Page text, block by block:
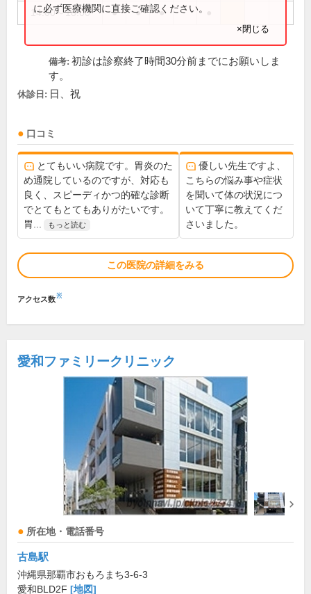
14:00～18:00 ● ● ●
に必ず医療機関に直接ご確認ください。
×閉じる
備考: 初診は診察終了時間30分前までにお願いしま
す。
休診日: 日、祝
口コミ
とてもいい病院です。胃炎のた
め通院しているのですが、対応も
良く、スピーディかつ的確な診断
でとてもとてもありがたいです。
胃...
もっと読む
優しい先生ですよ、
こちらの悩み事や症状
を聞いて体の状況につ
いて丁寧に教えてくだ
さいました。
この医院の詳細をみる
アクセス数※
愛和ファミリークリニック
所在地・電話番号
古島駅
沖縄県那覇市おもろまち3-6-3
愛和BLD2F [地図]